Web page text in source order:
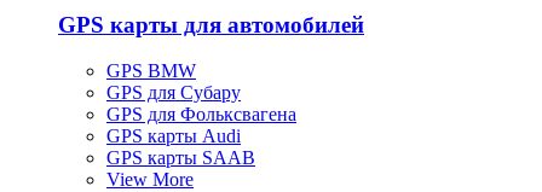
GPS карты для автомобилей
GPS BMW
GPS для Субару
GPS для Фольксвагена
GPS карты Audi
GPS карты SAAB
View More